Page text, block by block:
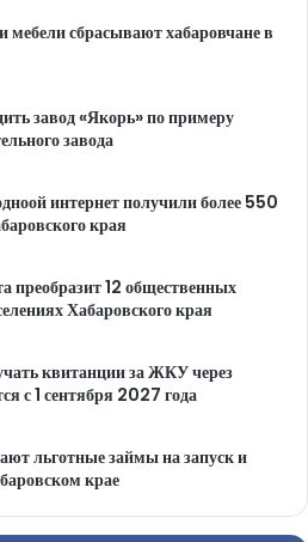
сбрасывают хабаровчане в
завод «Якорь» по примеру
завода
интернет получили более 550
края
преобразит 12 общественных
Хабаровского края
квитанции за ЖКУ через
с 1 сентября 2027 года
льготные займы на запуск и
крае